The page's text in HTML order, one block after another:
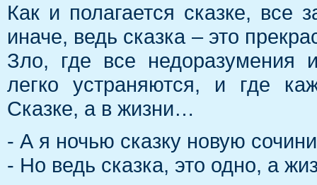
Как и полагается сказке, все
иначе, ведь сказка – это
Зло, где все недоразумения
легко устраняются, и где
Сказке, а в жизни…
- А я ночью сказку новую
- Но ведь сказка, это одно, а